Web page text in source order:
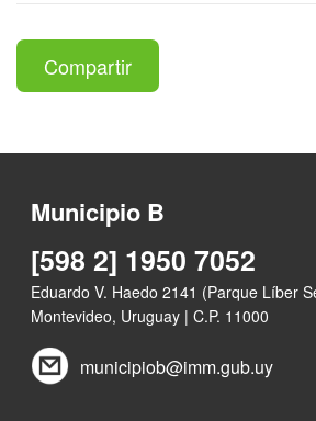
Compartir
Municipio B
[598 2] 1950 7052
Eduardo V. Haedo 2141 (Parque Líber
Montevideo, Uruguay | C.P. 11000
municipiob@imm.gub.uy